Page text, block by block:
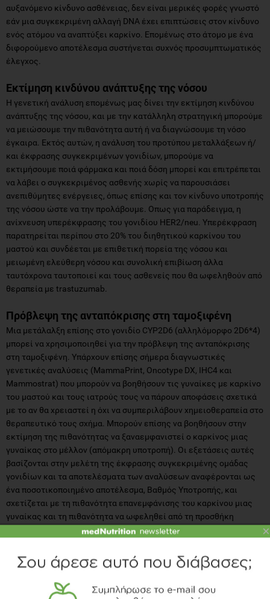
αυξανόμενο κίνδυνο ασθένειας, δεν είναι μερικές φορές γνωστό
εάν μια συγκεκριμένη αλλαγή DNA έχει επιπτώσεις στον κίνδυνο
ενός ατόμου να αναπτύξει καρκίνο. Επομένως στο άτομο με ένα
διφορούμενο αποτέλεσμα συστήνεται συχνός προσυμπτωματικός
έλεγχος.
Εκτίμηση κινδύνου ανάπτυξης της νόσου
Η γενετική ανάλυση επομένως μας δίνει την εκτίμηση κινδύνου
ανάπτυξης της νόσου, και με την κατάλληλη στρατηγική μπορούμε
να μειώσουμε την πιθανότητα αυτή ή να διαγνώσουμε τη νόσο
έγκαιρα. Εκτός αυτών, η ανάλυση του προτύπου μεταλλάξεων ή/
και έκφρασης συγκεκριμένων γονιδίων, μπορούμε να
εκτιμήσουμε ποιά φάρμακα και ποιά δόση μπορεί και επιτρέπεται
να λάβει ο συγκεκριμένος ασθενής χωρίς να παρουσιάσει
ανεπιθύμητες ενέργειες, όπως επίσης και τον κίνδυνο υποτροπής
της νόσου ώστε να την προλάβουμε. Οπως για παράδειγμα, η
ανίχνευση υπερέκφρασης του γονιδίου HER2/neu. Υπερέκφραση
παρατηρείται περίπου στο 20% του διηθητικού καρκίνου του
μαστού και συνδέεται με επιθετική πορεία της νόσου και
μειωμένη ελεύθερη νόσου και συνολική επιβίωση άλλα
ταυτόχρονα ταυτοποιεί και τους ασθενείς που θα ωφεληθούν από
θεραπεία με trastuzumab.
Πρόβλεψη της ανταπόκρισης στη ταμοξιφένη
Μια μετάλαλξη επίσης στο γονιδίο CYP2D6 (αλληλόμορφο 2D6*4)
μπορεί να χρησιμοποιηθεί για την πρόβλεψη της ανταπόκρισης
στη ταμοξιφένη. Υπάρχουν επίσης σήμερα διαγνωστικές
γενετικές αναλύσεις (MammaPrint, Oncotype DX, IHC4 και
Mammostrat) που μπορούν να βοηθήσουν τις γυναίκες με καρκίνο
του μαστού και τους ιατρούς τους να πάρουν αποφάσεις σχετικά
με το αν θα χρειαστεί η όχι να συμπεριλάβουν χημειοθεραπεία στο
θεραπευτικό τους σχήμα. Μπορούν επίσης να βοηθήσουν στην
εκτίμηση της πιθανότητας να ξαναεμφανιστεί ο καρκίνος μιας
γυναίκας στο μέλλον (απόμακρη υποτροπή). Οι εξετάσεις αυτές
βασίζονται στην μελέτη της έκφρασης συγκεκριμένης ομάδας
γονιδίων και τα αποτελέσματα των αναλύσεων αναφέρονται ως
ένα ποσοτικοποιημένο αποτέλεσμα, Βαθμός Υποτροπής, και
σχετίζεται με τη πιθανότητα επανεμφάνισης του καρκίνου μιας
γυναίκας και τη πιθανότητα να ωφεληθεί από τη προσθήκη
χημειοθεραπείας στην ορμονοθεραπεία της.
Συμπερασματικά
Είναι σημαντικό να αναφέρουμε, αν και η απόφαση να υποβληθεί
κάποιος ή όχι στην γενετική εξέταση είναι προσωπική, θα πρέπει
×